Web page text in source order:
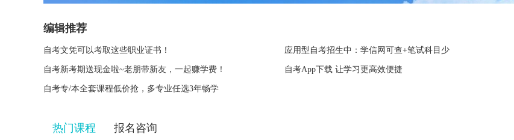
编辑推荐
自考文凭可以考取这些职业证书！ 应用型自考招生中：学信网可查+笔试科目少
自考新考期送现金啦~老朋带新友，一起赚学费！ 自考App下载 让学习更高效便捷
自考专/本全套课程低价抢，多专业任选3年畅学
热门课程 报名咨询